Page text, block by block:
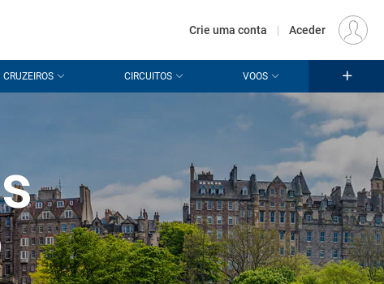
EUR
Crie uma conta | Aceder
CRUZEIROS CIRCUITOS VOOS